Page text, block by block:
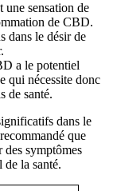
une sensation de
de CBD.
dans le désir de
a le potentiel
qui nécessite donc
de santé.
dans le
que
symptômes
de la santé.